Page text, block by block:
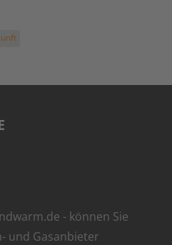
- können Sie
und Gasanbieter